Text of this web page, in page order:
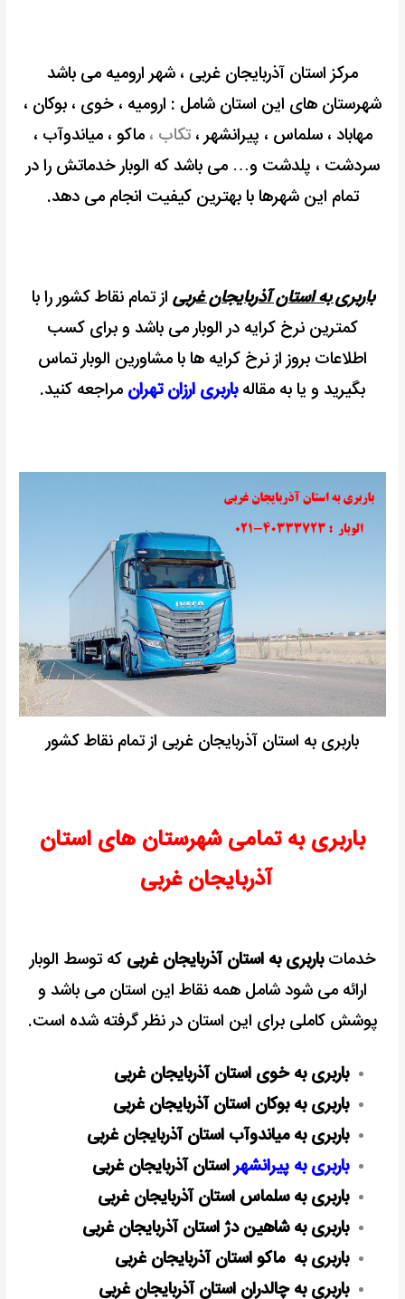
مرکز استان آذربایجان غربی ، شهر ارومیه می باشد
شهرستان های این استان شامل : ارومیه ، خوی ، بوکان ،
مهاباد ، سلماس ، پیرانشهر ،تکاب ،ماکو ،میاندوآب ،
سردشت ، پلدشت و… می باشد که الوبار خدماتش را در
تمام این شهرها با بهترین کیفیت انجام می دهد.
باربری به استان آذربایجان غربی از تمام نقاط کشور را با
کمترین نرخ کرایه در الوبار می باشد و برای کسب
اطلاعات بروز از نرخ کرایه ها با مشاورین الوبار تماس
بگیرید و یا به مقاله باربری ارزان تهران مراجعه کنید.
باربری به استان آذربایجان غربی از تمام نقاط کشور
باربری به تمامی شهرستان های استان
آذربایجان غربی
خدماتباربری به استان آذربایجان غربی که توسط الوبار
ارائه می شود شامل همه نقاط این استان می باشد و
پوشش کاملی برای این استان در نظر گرفته شده است.
باربری به خوی استان آذربایجان غربی
باربری به بوکان استان آذربایجان غربی
باربری به میاندوآب استان آذربایجان غربی
باربری به پیرانشهراستان آذربایجان غربی
باربری به سلماس استان آذربایجان غربی
باربری به شاهین دژ استان آذربایجان غربی
باربری به ماکو استان آذربایجان غربی
باربری به چالدران استان آذربایجان غربی